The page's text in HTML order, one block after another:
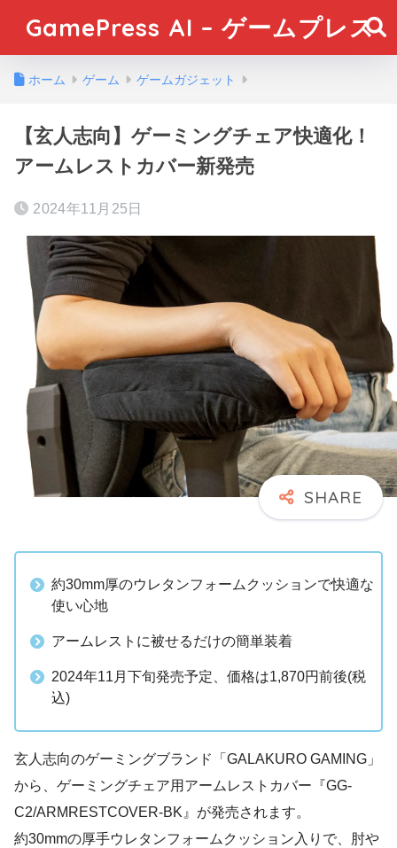
GamePress AI – ゲームプレス
ホーム ゲーム ゲームガジェット
【玄人志向】ゲーミングチェア快適化！
アームレストカバー新発売
2024年11月25日
約30mm厚のウレタンフォームクッションで快適な
使い心地
アームレストに被せるだけの簡単装着
2024年11月下旬発売予定、価格は1,870円前後(税
込)
玄人志向のゲーミングブランド「GALAKURO GAMING」
から、ゲーミングチェア用アームレストカバー『GG-
C2/ARMRESTCOVER-BK』が発売されます。
約30mmの厚手ウレタンフォームクッション入りで、肘や